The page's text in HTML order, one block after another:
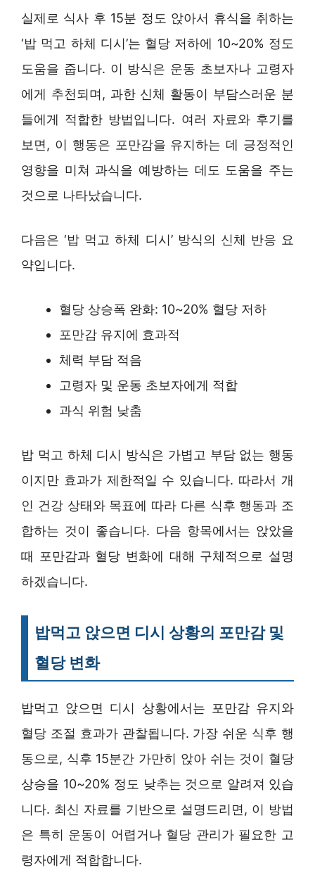
실제로 식사 후 15분 정도 앉아서 휴식을 취하는
‘밥 먹고 하체 디시’는 혈당 저하에 10~20% 정도
도움을 줍니다. 이 방식은 운동 초보자나 고령자
에게 추천되며, 과한 신체 활동이 부담스러운 분
들에게 적합한 방법입니다. 여러 자료와 후기를
보면, 이 행동은 포만감을 유지하는 데 긍정적인
영향을 미쳐 과식을 예방하는 데도 도움을 주는
것으로 나타났습니다.
다음은 ‘밥 먹고 하체 디시’ 방식의 신체 반응 요
약입니다.
혈당 상승폭 완화: 10~20% 혈당 저하
포만감 유지에 효과적
체력 부담 적음
고령자 및 운동 초보자에게 적합
과식 위험 낮춤
밥 먹고 하체 디시 방식은 가볍고 부담 없는 행동
이지만 효과가 제한적일 수 있습니다. 따라서 개
인 건강 상태와 목표에 따라 다른 식후 행동과 조
합하는 것이 좋습니다. 다음 항목에서는 앉았을
때 포만감과 혈당 변화에 대해 구체적으로 설명
하겠습니다.
밥먹고 앉으면 디시 상황의 포만감 및
혈당 변화
밥먹고 앉으면 디시 상황에서는 포만감 유지와
혈당 조절 효과가 관찰됩니다. 가장 쉬운 식후 행
동으로, 식후 15분간 가만히 앉아 쉬는 것이 혈당
상승을 10~20% 정도 낮추는 것으로 알려져 있습
니다. 최신 자료를 기반으로 설명드리면, 이 방법
은 특히 운동이 어렵거나 혈당 관리가 필요한 고
령자에게 적합합니다.